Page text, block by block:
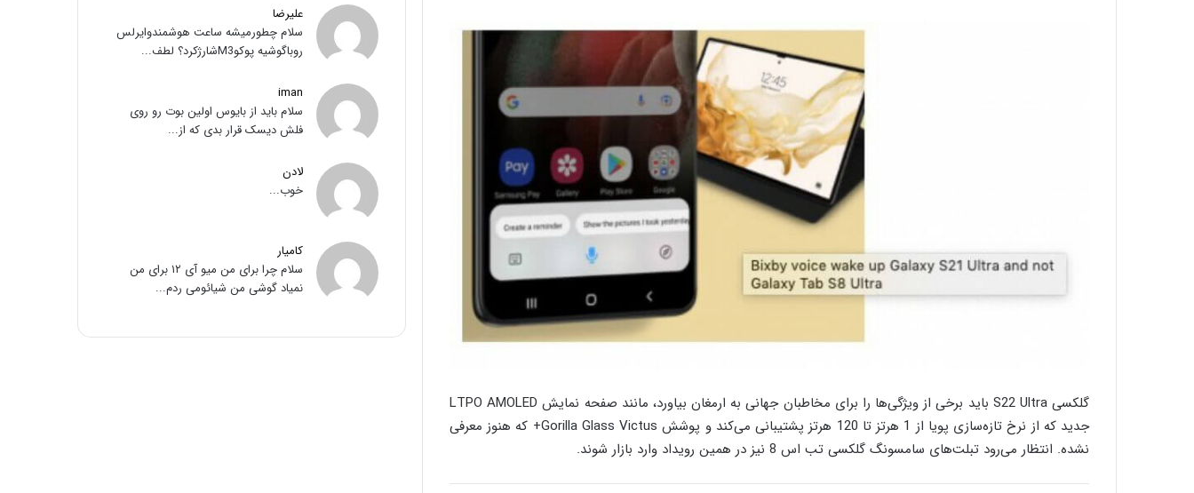
گلکسی S22 Ultra باید برخی از ویژگی‌ها را برای مخاطبان جهانی به ارمغان بیاورد، مانند صفحه نمایش LTPO AMOLED
جدید که از نرخ تازه‌سازی پویا از 1 هرتز تا 120 هرتز پشتیبانی می‌کند و پوشش Gorilla Glass Victus+ که هنوز معرفی
نشده. انتظار می‌رود تبلت‌های سامسونگ گلکسی تب اس 8 نیز در همین رویداد وارد بازار شوند.
علیرضا
سلام چطورمیشه ساعت هوشمندوایرلس
روباگوشیه پوکوM3شارژکرد؟ لطف...
iman
سلام باید از بایوس اولین بوت رو روی
فلش دیسک قرار بدی که از...
لادن
خوب...
کامیار
سلام چرا برای من میو آی ۱۲ برای من
نمیاد گوشی من شیائومی ردم...